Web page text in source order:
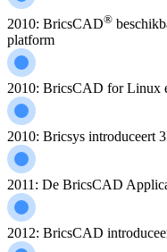
2010: BricsCAD®
platform
2010: BricsCAD for Linux
2010: Bricsys introduceert
2011: De BricsCAD
2012: BricsCAD